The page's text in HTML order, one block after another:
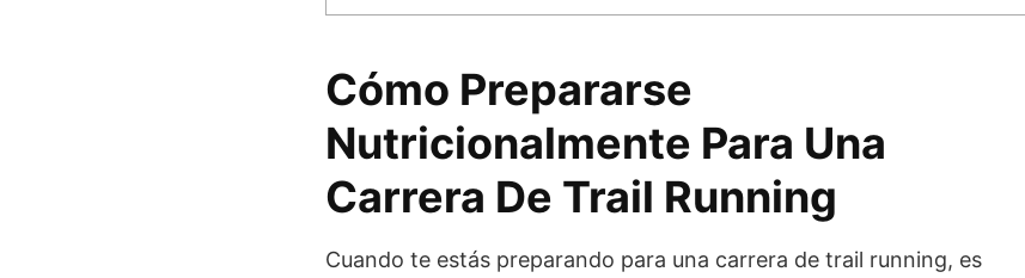
Cómo Prepararse
Nutricionalmente Para Una
Carrera De Trail Running
Cuando te estás preparando para una carrera de trail running, es